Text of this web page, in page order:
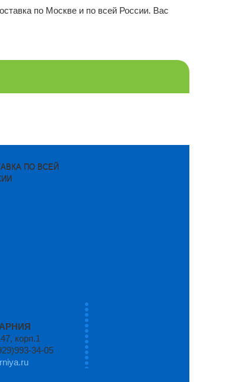
по Москве и по всей России. Вас
ПО ВСЕЙ
корп.1
34-05